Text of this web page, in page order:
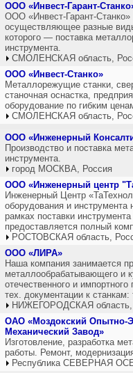
ООО «Инвест-Гарант-
ООО «Инвест-Гарант-
осуществляющее разные
которого — поставка
инструмента.
СМОЛЕНСКАЯ область,
ООО «Инвест-Станко»
Металлорежущие станки,
станочная оснастка,
оборудование по гибким
СМОЛЕНСКАЯ область,
ООО «Инженерный
Производство и поставка
инструмента.
город МОСКВА, Россия
ООО «Инженерный центр
Инженерный Центр
оборудования и
рамках поставки
предоставляется полный
РОСТОВСКАЯ область,
ООО «ЛИРА»
Наша компания занимается
металлообрабатывающего и
отечественного и
тех. документации к
НИЖЕГОРОДСКАЯ область,
ОАО «Моздокский Опытно-
Механический Завод»
Изготовление, разработка
работы. Ремонт,
Республика СЕВЕРНАЯ